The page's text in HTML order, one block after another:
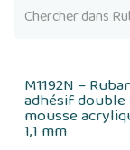
M1192N –
adhésif double
mousse
1,1 mm